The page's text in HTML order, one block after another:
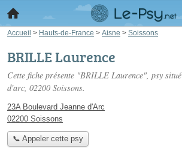
Accueil > Hauts-de-France > Aisne > Soissons
BRILLE Laurence
Cette fiche présente "BRILLE Laurence", psy situé
d'arc, 02200 Soissons.
23A Boulevard Jeanne d'Arc
02200 Soissons
📞 Appeler cette psy